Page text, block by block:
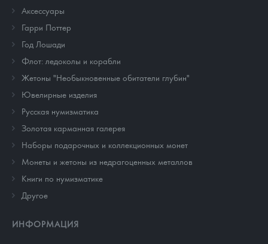
Аксессуары
Гарри Поттер
Год Лошади
Флот: ледоколы и корабли
Жетоны "Необыкновенные обитатели глубин"
Ювелирные изделия
Русская нумизматика
Золотая карманная галерея
Наборы подарочных и коллекционных монет
Монеты и жетоны из недрагоценных металлов
Книги по нумизматике
Другое
ИНФОРМАЦИЯ